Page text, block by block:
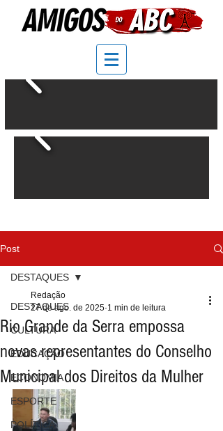
Post
DESTAQUES
CULTURA
EDUCAÇÃO
ECONOMIA
ESPORTE
POLÍTICA
DESTAQUES
Rio Grande da Serra empossa
novas representantes do Conselho
Municipal dos Direitos da Mulher
Redação
27 de ago. de 2025 1 min de leitura